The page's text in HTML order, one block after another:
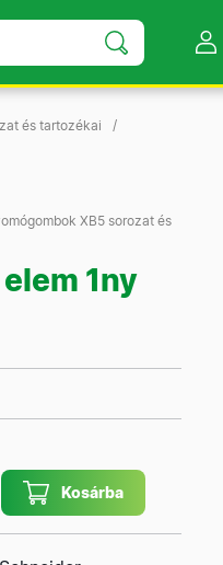
és tartozékai
XB5 sorozat és
1ny
Kosárba